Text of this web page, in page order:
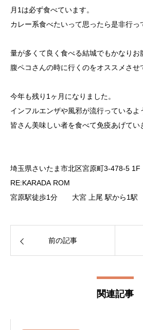
月1は必ず食べています。
カレー系食べたいって思ったら是非行っ
量が多くて良く食べる結城でもかなりお
腹ペコさんの時に行くのをオススメさせ
今年も残り1ヶ月になりました。
インフルエンザや風邪が流行っているよ
皆さん美味しい者を食べて免疫あげてい
埼玉県さいたま市北区宮原町3-478-5 1F
RE:KARADA ROM
宮原駅徒歩1分 大宮 上尾 駅から1
前の記事
関連記事